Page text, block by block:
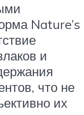
Nature’s
и
что не
их